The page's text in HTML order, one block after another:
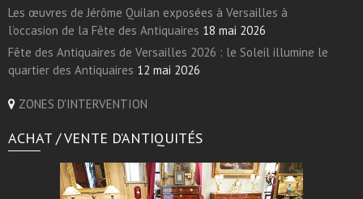
Les œuvres de Jérôme Quilan exposées à Versailles à
l’occasion de la Fête des Antiquaires 18 mai 2026
Fête des Antiquaires de Versailles 2026 : le Soleil illumine le
quartier des Antiquaires 12 mai 2026
ZONES D'INTERVENTION
ACHAT / VENTE D’ANTIQUITÉS